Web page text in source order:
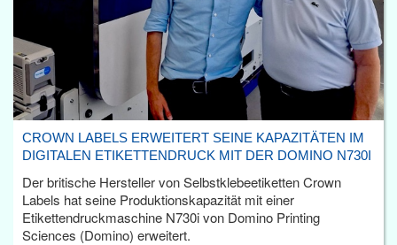
CROWN LABELS ERWEITERT SEINE KAPAZITÄTEN IM
DIGITALEN ETIKETTENDRUCK MIT DER DOMINO N730I
Der britische Hersteller von Selbstklebeetiketten Crown
Labels hat seine Produktionskapazität mit einer
Etikettendruckmaschine N730i von Domino Printing
Sciences (Domino) erweitert.